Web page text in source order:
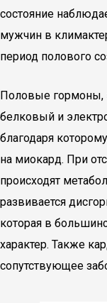
состояние
мужчин в
период полового
Половые гормоны,
белковый и
благодаря
на миокард. При
происходят
развивается
которая в
характер. Также
сопутствующее